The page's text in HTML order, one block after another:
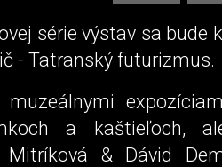
série výstav sa bude
- Tatranský futurizmus.
muzeálnymi
a kaštieľoch,
& Dávid